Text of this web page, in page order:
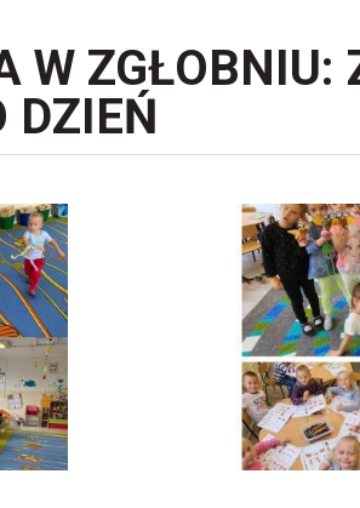
W ZGŁOBNIU:
DZIEŃ